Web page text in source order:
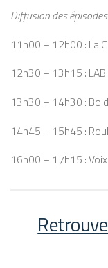
Diffusion des
11h00 – 12h00 : La
12h30 – 13h15 :
13h30 – 14h30 :
14h45 – 15h45 :
16h00 – 17h15 :